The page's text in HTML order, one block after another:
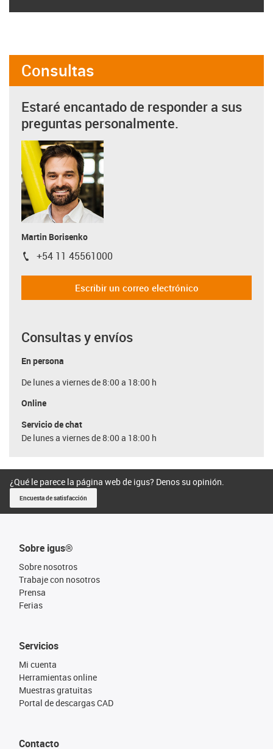
Consultas
Estaré encantado de responder a sus
preguntas personalmente.
Martin Borisenko
igus-icon-phone
+54 11 45561000
Escribir un correo electrónico
Consultas y envíos
En persona
De lunes a viernes de 8:00 a 18:00 h
Online
Servicio de chat
De lunes a viernes de 8:00 a 18:00 h
¿Qué le parece la página web de igus? Denos su opinión.
Encuesta de satisfacción
Sobre igus®
Sobre nosotros
Trabaje con nosotros
Prensa
Ferias
Servicios
Mi cuenta
Herramientas online
Muestras gratuitas
Portal de descargas CAD
Contacto